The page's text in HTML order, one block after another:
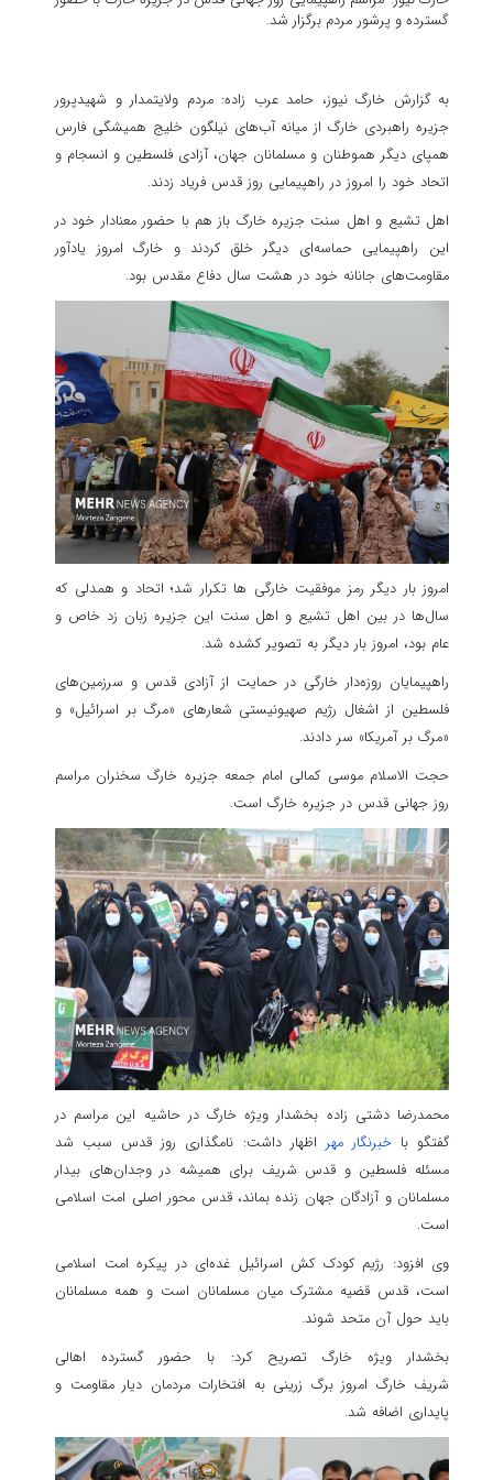
گسترده و پرشور مردم برگزار شد.
به گزارش خارگ نیوز، حامد عرب زاده: مردم ولایتمدار و شهیدپرور
جزیره راهبردی خارگ از میانه آب‌های نیلگون خلیج همیشگی فارس
همپای دیگر هموطنان و مسلمانان جهان، آزادی فلسطین و انسجام و
اتحاد خود را امروز در راهپیمایی روز قدس فریاد زدند.
اهل تشیع و اهل سنت جزیره خارگ باز هم با حضور معنادار خود در
این راهپیمایی حماسه‌ای دیگر خلق کردند و خارگ امروز یادآور
مقاومت‌های جانانه خود در هشت سال دفاع مقدس بود.
امروز بار دیگر رمز موفقیت خارگی ها تکرار شد؛ اتحاد و همدلی که
سال‌ها در بین اهل تشیع و اهل سنت این جزیره زبان زد خاص و
عام بود، امروز بار دیگر به تصویر کشده شد.
راهپیمایان روزه‌دار خارگی در حمایت از آزادی قدس و سرزمین‌های
فلسطین از اشغال رژیم صهیونیستی شعارهای «مرگ بر اسرائیل» و
«مرگ بر آمریکا» سر دادند.
حجت الاسلام موسی کمالی امام جمعه جزیره خارگ سخنران مراسم
روز جهانی قدس در جزیره خارگ است.
محمدرضا دشتی زاده بخشدار ویژه خارگ در حاشیه این مراسم در
گفتگو با خبرنگار مهر اظهار داشت: نامگذاری روز قدس سبب شد
مسئله فلسطین و قدس شریف برای همیشه در وجدان‌های بیدار
مسلمانان و آزادگان جهان زنده بماند، قدس محور اصلی امت اسلامی
است.
وی افزود: رژیم کودک کش اسرائیل غده‌ای در پیکره امت اسلامی
است، قدس قضیه مشترک میان مسلمانان است و همه مسلمانان
باید حول آن متحد شوند.
بخشدار ویژه خارگ تصریح کرد: با حضور گسترده اهالی
شریف خارگ امروز برگ زرینی به افتخارات مردمان دیار مقاومت و
پایداری اضافه شد.